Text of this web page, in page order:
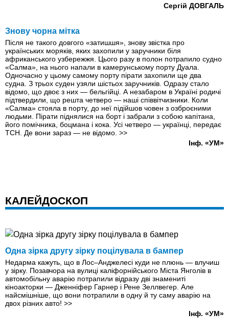
Сергій ДОВГАЛЬ
Знову чорна мітка
Після не такого довгого «затишшя», знову звістка про
українських моряків, яких захопили у заручники біля
африканського узбережжя. Цього разу в полон потрапило судно
«Салма», на нього напали в камерунському порту Дуала.
Одночасно у цьому самому порту пірати захопили ще два
судна. З трьох суден узяли шістьох заручників. Одразу стало
відомо, що двоє з них — бельгійці. А незабаром в Україні родичі
підтвердили, що решта четверо — наші співвітчизники. Коли
«Салма» стояла в порту, до неї підійшов човен з озброєними
людьми. Пірати піднялися на борт і забрали з собою капітана,
його помічника, боцмана і кока. Усі четверо — українці, передає
ТСН. Де вони зараз — не відомо. >>
Інф. «УМ»
КАЛЕЙДОСКОП
Одна зірка другу зірку поцілувала в бампер
Недарма кажуть, що в Лос–Анджелесі куди не плюнь — влучиш
у зірку. Позавчора на вулиці каліфорнійського Міста Янголів в
автомобільну аварію потрапили відразу дві знамениті
кіноакторки — Дженніфер Гарнер і Рене Зеллвегер. Але
найсмішніше, що вони потрапили в одну й ту саму аварію на
двох різних авто! >>
Інф. «УМ»